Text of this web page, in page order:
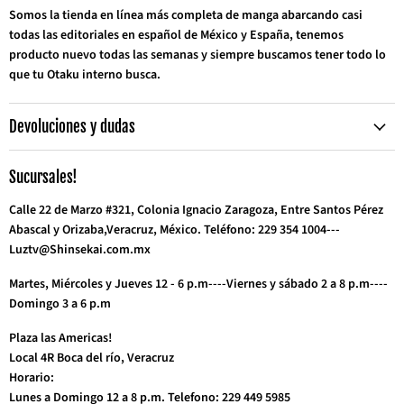
Somos la tienda en línea más completa de manga abarcando casi
todas las editoriales en español de México y España, tenemos
producto nuevo todas las semanas y siempre buscamos tener todo lo
que tu Otaku interno busca.
Devoluciones y dudas
Sucursales!
Calle 22 de Marzo #321, Colonia Ignacio Zaragoza, Entre Santos Pérez
Abascal y Orizaba,Veracruz, México. Teléfono: 229 354 1004---
Luztv@Shinsekai.com.mx
Martes, Miércoles y Jueves 12 - 6 p.m----Viernes y sábado 2 a 8 p.m----
Domingo 3 a 6 p.m
Plaza las Americas!
Local 4R Boca del río, Veracruz
Horario:
Lunes a Domingo 12 a 8 p.m. Telefono: 229 449 5985